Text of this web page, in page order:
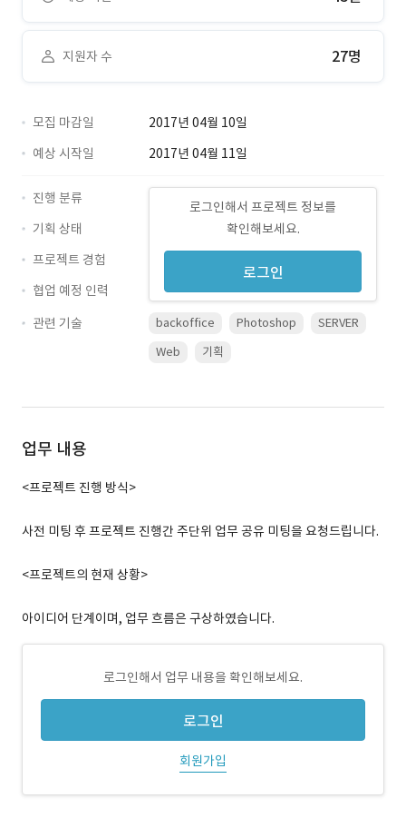
지원자 수 27명
모집 마감일
2017년 04월 10일
예상 시작일
2017년 04월 11일
로그인해서 프로젝트 정보를
확인해보세요.
로그인
진행 분류
기획 상태
프로젝트 경험
협업 예정 인력
관련 기술
backoffice Photoshop
SERVER
Web
기획
업무 내용
<프로젝트 진행 방식>
사전 미팅 후 프로젝트 진행간 주단위 업무 공유 미팅을 요청드립니다.
<프로젝트의 현재 상황>
아이디어 단계이며, 업무 흐름은 구상하였습니다.
로그인해서 업무 내용을 확인해보세요.
로그인
회원가입